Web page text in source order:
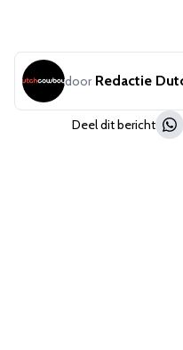
door Redactie
Deel dit bericht